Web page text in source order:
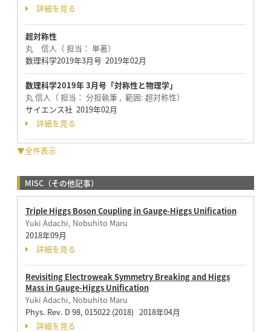
詳細を見る
超対称性
丸 信人（ 担当： 単著）
数理科学2019年3月号 2019年02月
数理科学2019年 3月号「対称性と物理学」
丸 信人（ 担当： 分担執筆 , 範囲: 超対称性）
サイエンス社 2019年02月
詳細を見る
▼全件表示
MISC（その他記事）
Triple Higgs Boson Coupling in Gauge-Higgs Unification
Yuki Adachi, Nobuhito Maru
2018年09月
詳細を見る
Revisiting Electroweak Symmetry Breaking and Higgs
Mass in Gauge-Higgs Unification
Yuki Adachi, Nobuhito Maru
Phys. Rev. D 98, 015022 (2018) 2018年04月
詳細を見る